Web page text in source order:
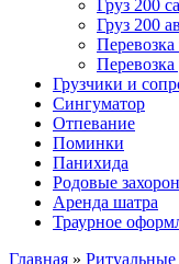
Груз 200
Груз 200
Перевозка
Грузчики и
Сингуматор
Отпевание
Поминки
Панихида
Родовые
Аренда шатра
Траурное
Главная » Ритуальные